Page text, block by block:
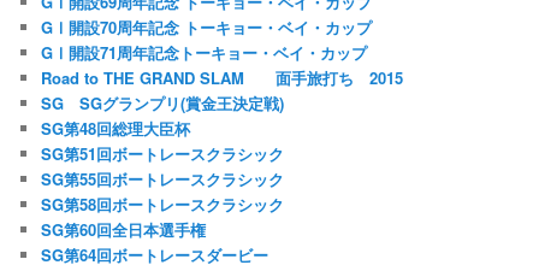
GⅠ開設70周年記念 トーキョー・ベイ・カップ
GⅠ開設71周年記念トーキョー・ベイ・カップ
Road to THE GRAND SLAM 面手旅打ち 2015
SG SGグランプリ(賞金王決定戦)
SG第48回総理大臣杯
SG第51回ボートレースクラシック
SG第55回ボートレースクラシック
SG第58回ボートレースクラシック
SG第60回全日本選手権
SG第64回ボートレースダービー